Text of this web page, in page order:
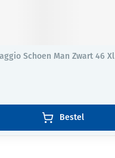
Schoen Man Zwart 46 Xl
Bestel